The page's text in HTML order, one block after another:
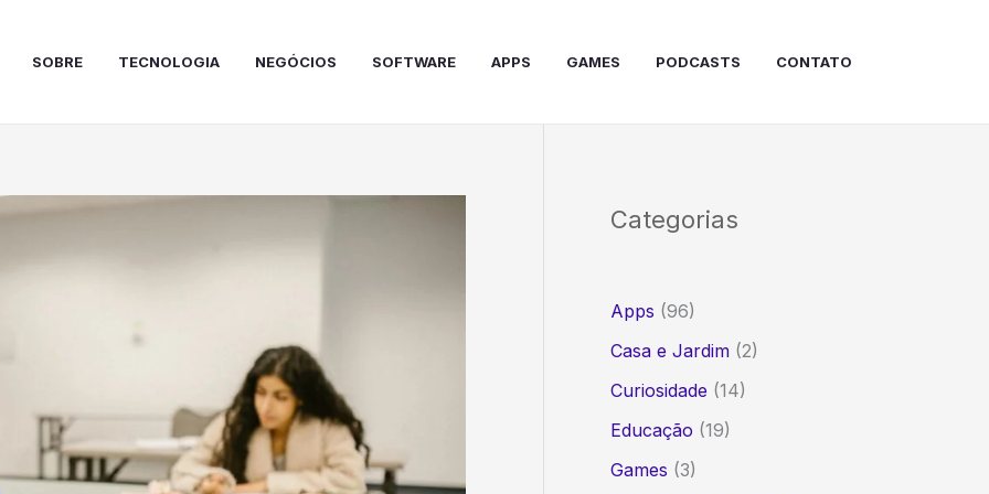
SOBRE TECNOLOGIA NEGÓCIOS SOFTWARE APPS GAMES PODCASTS CONTATO
Categorias
Apps (96)
Casa e Jardim(2)
Curiosidade (14)
Educação (19)
Games (3)